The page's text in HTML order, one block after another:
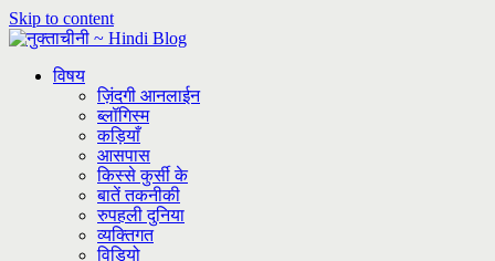
Skip to content
विषय
ज़िंदगी आनलाईन
ब्लॉगिस्म
कड़ियाँ
आसपास
किस्से कुर्सी के
बातें तकनीकी
रुपहली दुनिया
व्यक्तिगत
विडियो